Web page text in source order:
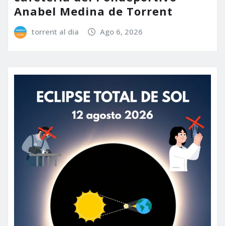
Anabel Medina de Torrent
torrent al dia Ago 6, 2026